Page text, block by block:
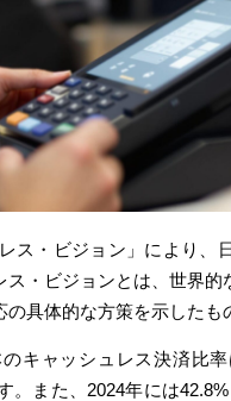
ス ・ビジョン」 により、
ス・ビジョンとは、世界的
の具体的な方策を示したも
キャッシュレス決済比
。また、2024年には